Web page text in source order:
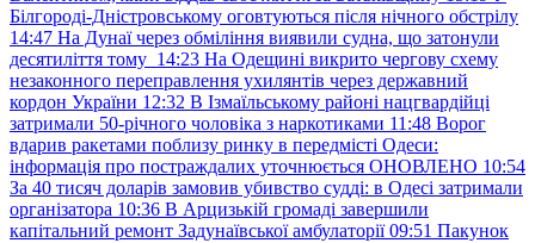
Білгороді-Дністровському оговтуються після нічного обстрілу
14:47 На Дунаї через обміління виявили судна, що затонули
десятиліття тому 14:23 На Одещині викрито чергову схему
незаконного переправлення ухилянтів через державний
кордон України 12:32 В Ізмаїльському районі нацгвардійці
затримали 50-річного чоловіка з наркотиками 11:48 Ворог
вдарив ракетами поблизу ринку в передмісті Одеси:
інформація про постраждалих уточнюється ОНОВЛЕНО 10:54
За 40 тисяч доларів замовив убивство судді: в Одесі затримали
організатора 10:36 В Арцизькій громаді завершили
капітальний ремонт Задунаївської амбулаторії 09:51 Пакунок